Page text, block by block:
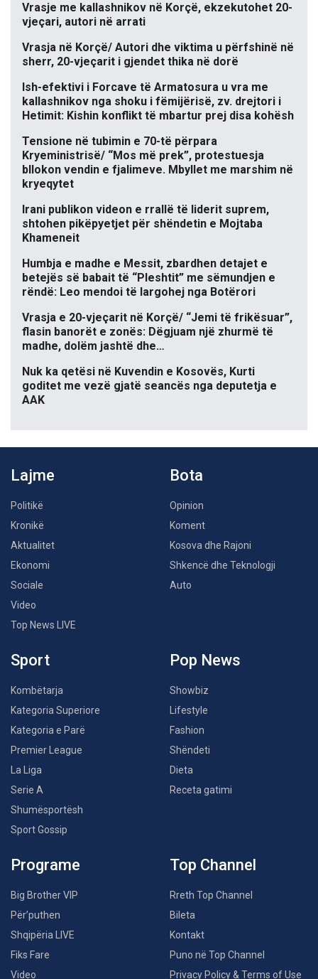
Vrasje me kallashnikov në Korçë, ekzekutohet 20-
vjeçari, autori në arrati
Vrasja në Korçë/ Autori dhe viktima u përfshinë në
sherr, 20-vjeçarit i gjendet thika në dorë
Ish-efektivi i Forcave të Armatosura u vra me
kallashnikov nga shoku i fëmijërisë, zv. drejtori i
Hetimit: Kishin konflikt të mbartur prej disa kohësh
Tensione në tubimin e 70-të përpara
Kryeministrisë/ “Mos më prek”, protestuesja
bllokon vendin e fjalimeve. Mbyllet me marshim në
kryeqytet
Irani publikon videon e rrallë të liderit suprem,
shtohen pikëpyetjet për shëndetin e Mojtaba
Khameneit
Humbja e madhe e Messit, zbardhen detajet e
betejës së babait të “Pleshtit” me sëmundjen e
rëndë: Leo mendoi të largohej nga Botërori
Vrasja e 20-vjeçarit në Korçë/ “Jemi të frikësuar”,
flasin banorët e zonës: Dëgjuam një zhurmë të
madhe, dolëm jashtë dhe…
Nuk ka qetësi në Kuvendin e Kosovës, Kurti
goditet me vezë gjatë seancës nga deputetja e
AAK
Lajme
Politikë
Kronikë
Aktualitet
Ekonomi
Sociale
Video
Top News LIVE
Bota
Opinion
Koment
Kosova dhe Rajoni
Shkencë dhe Teknologji
Auto
Sport
Kombëtarja
Kategoria Superiore
Kategoria e Parë
Premier League
La Liga
Serie A
Shumësportësh
Sport Gossip
Pop News
Showbiz
Lifestyle
Fashion
Shëndeti
Dieta
Receta gatimi
Programe
Big Brother VIP
Për’puthen
Shqipëria LIVE
Fiks Fare
Video
Top Channel
Rreth Top Channel
Bileta
Kontakt
Puno në Top Channel
Privacy Policy & Terms of Use